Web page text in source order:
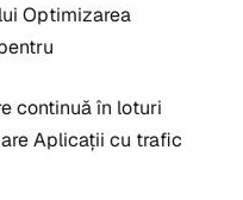
Optimizarea
continuă în loturi
Aplicații cu trafic